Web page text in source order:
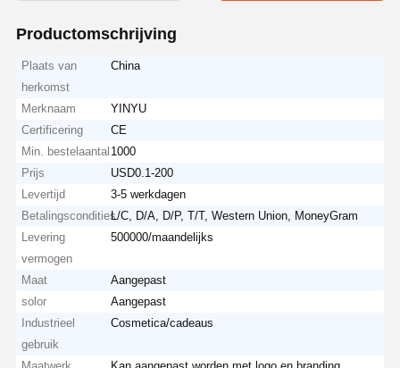
Productomschrijving
Plaats van
herkomst
China
Merknaam
YINYU
Certificering
CE
Min. bestelaantal 1000
Prijs
USD0.1-200
Levertijd
3-5 werkdagen
BetalingsconditiesL/C, D/A, D/P, T/T, Western Union, MoneyGram
Levering
vermogen
500000/maandelijks
Maat
Aangepast
solor
Aangepast
Industrieel
gebruik
Cosmetica/cadeaus